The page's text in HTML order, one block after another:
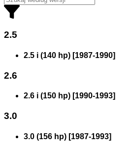
2.5
2.5 i (140 hp) [1987-1990]
2.6
2.6 i (150 hp) [1990-1993]
3.0
3.0 (156 hp) [1987-1993]